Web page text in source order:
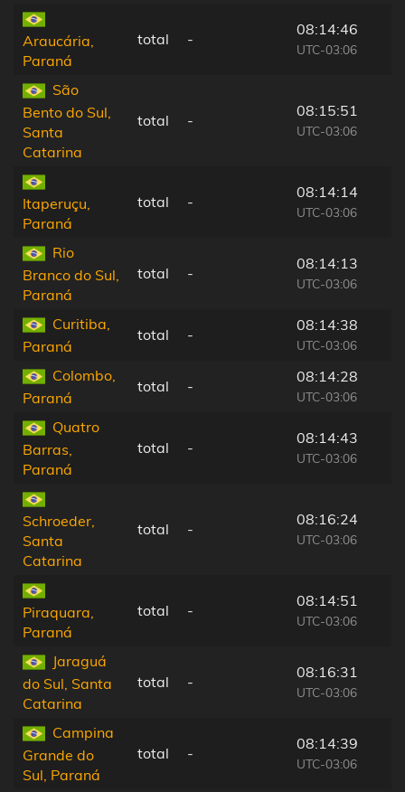
Araucária,
Paraná
total -
08:14:46
UTC-03:06
São
Bento do Sul,
Santa
Catarina
total -
08:15:51
UTC-03:06
Itaperuçu,
Paraná
total -
08:14:14
UTC-03:06
Rio
Branco do Sul,
Paraná
total -
08:14:13
UTC-03:06
Curitiba,
Paraná
total -
08:14:38
UTC-03:06
Colombo,
Paraná
total -
08:14:28
UTC-03:06
Quatro
Barras,
Paraná
total -
08:14:43
UTC-03:06
Schroeder,
Santa
Catarina
total -
08:16:24
UTC-03:06
Piraquara,
Paraná
total -
08:14:51
UTC-03:06
Jaraguá
do Sul, Santa
Catarina
total -
08:16:31
UTC-03:06
Campina
Grande do
Sul, Paraná
total -
08:14:39
UTC-03:06